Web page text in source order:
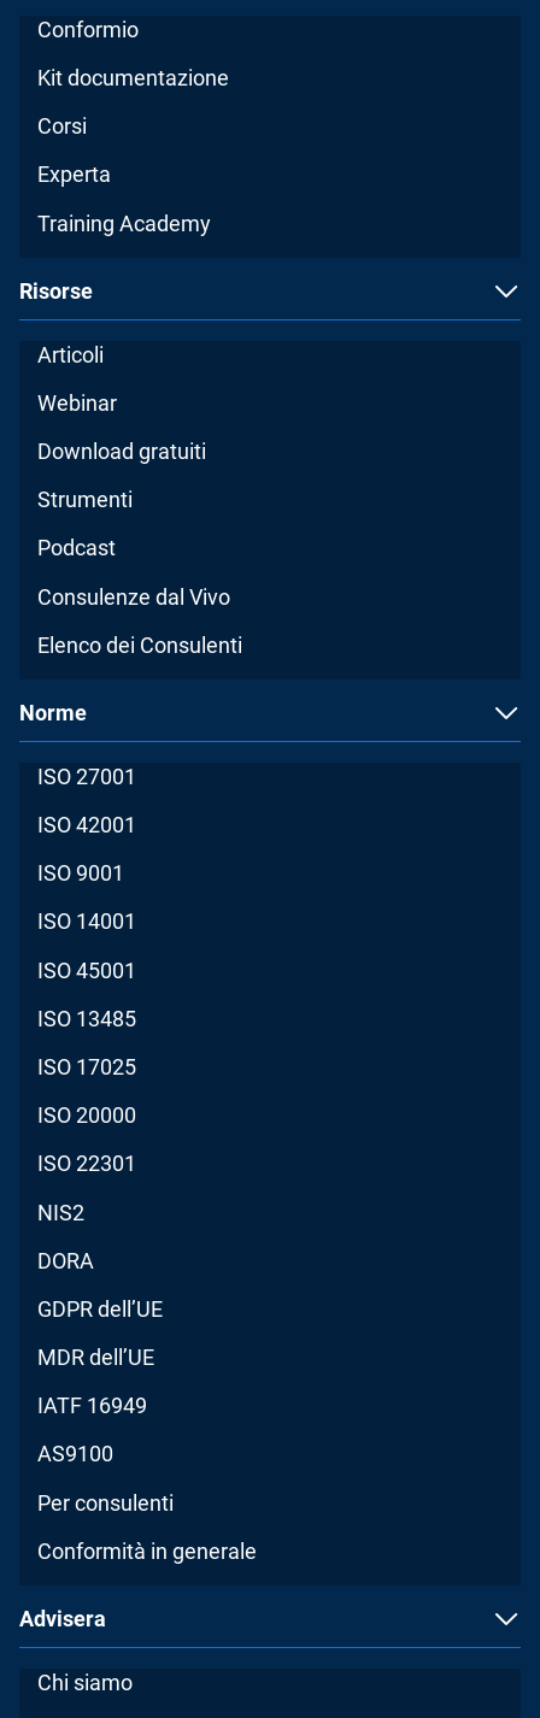
Conformio
Kit documentazione
Corsi
Experta
Training Academy
Risorse
Articoli
Webinar
Download gratuiti
Strumenti
Podcast
Consulenze dal Vivo
Elenco dei Consulenti
Norme
ISO 27001
ISO 42001
ISO 9001
ISO 14001
ISO 45001
ISO 13485
ISO 17025
ISO 20000
ISO 22301
NIS2
DORA
GDPR dell’UE
MDR dell’UE
IATF 16949
AS9100
Per consulenti
Conformità in generale
Advisera
Chi siamo